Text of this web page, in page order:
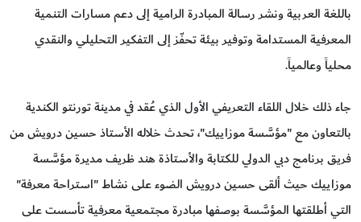
باللغة العربية ونشر رسالة المبادرة الرامية إلى دعم مسارات التنمية
المعرفية المستدامة وتوفير بيئة تحفّز إلى التفكير التحليلي والنقدي
محلياً وعالمياً.
جاء ذلك خلال اللقاء التعريفي الأول الذي عُقد في مدينة تورنتو الكندية
بالتعاون مع "مؤسَّسة موزاييك"، تحدث خلاله الأستاذ حسين درويش من
فريق برنامج دبي الدولي للكتابة والأستاذة هند ظريف مديرة مؤسَّسة
موزاييك حيث ألقى حسين درويش الضوء على نشاط "استراحة معرفة"
التي أطلقتها المؤسَّسة بوصفها مبادرة مجتمعية معرفية تأسست على